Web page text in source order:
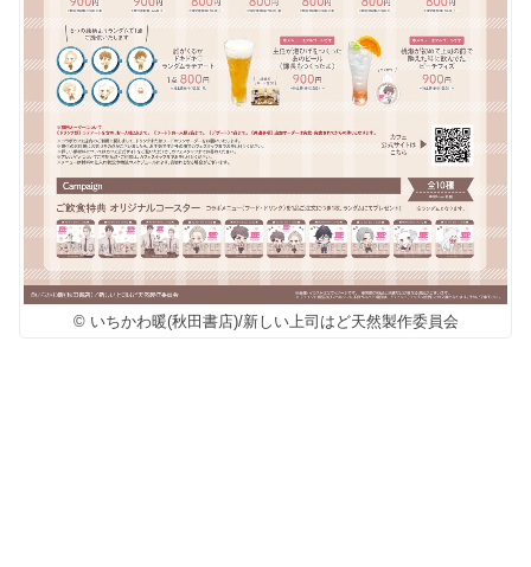
© いちかわ暖(秋田書店)/新しい上司はど天然製作委員会